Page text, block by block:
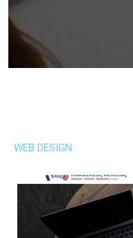
WEB DESIGN